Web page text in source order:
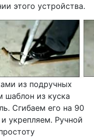
этого устройства.
из подручных
шаблон из куска
Сгибаем его на 90
укрепляем. Ручной